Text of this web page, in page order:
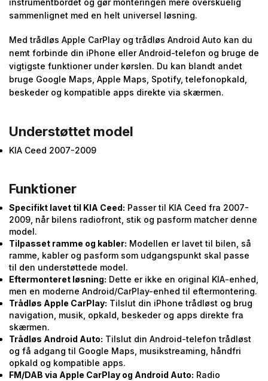
instrumentbordet og gør monteringen mere overskuelig
sammenlignet med en helt universel løsning.
Med trådløs Apple CarPlay og trådløs Android Auto kan du
nemt forbinde din iPhone eller Android-telefon og bruge de
vigtigste funktioner under kørslen. Du kan blandt andet
bruge Google Maps, Apple Maps, Spotify, telefonopkald,
beskeder og kompatible apps direkte via skærmen.
Understøttet model
KIA Ceed 2007-2009
Funktioner
Specifikt lavet til KIA Ceed: Passer til KIA Ceed fra 2007-
2009, når bilens radiofront, stik og pasform matcher denne
model.
Tilpasset ramme og kabler: Modellen er lavet til bilen, så
ramme, kabler og pasform som udgangspunkt skal passe
til den understøttede model.
Eftermonteret løsning: Dette er ikke en original KIA-enhed,
men en moderne Android/CarPlay-enhed til eftermontering.
Trådløs Apple CarPlay: Tilslut din iPhone trådløst og brug
navigation, musik, opkald, beskeder og apps direkte fra
skærmen.
Trådløs Android Auto: Tilslut din Android-telefon trådløst
og få adgang til Google Maps, musikstreaming, håndfri
opkald og kompatible apps.
FM/DAB via Apple CarPlay og Android Auto: Radio